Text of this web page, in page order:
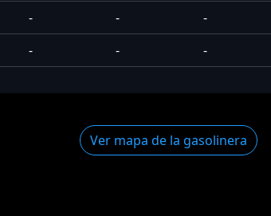
- - -
- - -
Ver mapa de la gasolinera